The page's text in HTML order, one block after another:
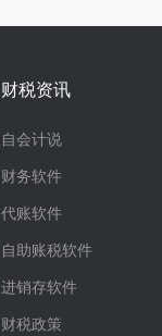
财税资讯
自会计说
财务软件
代账软件
自助账税软件
进销存软件
财税政策